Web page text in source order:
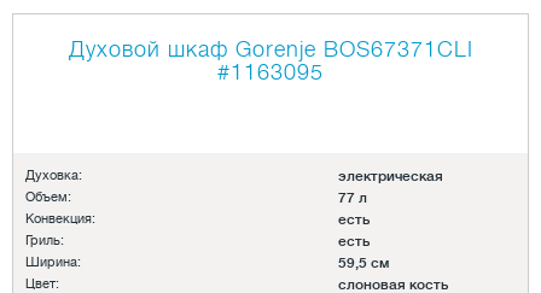
Духовой шкаф Gorenje BOS67371CLI
#1163095
Духовка: электрическая
Объем: 77 л
Конвекция: есть
Гриль: есть
Ширина: 59,5 см
Цвет: слоновая кость